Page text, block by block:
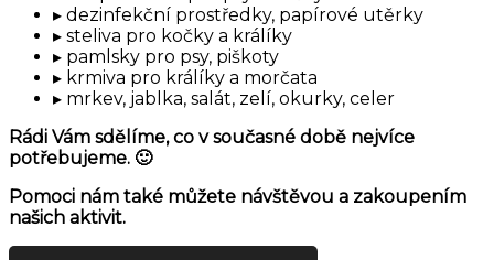
dezinfekční prostředky, papírové utěrky
steliva pro kočky a králíky
pamlsky pro psy, piškoty
krmiva pro králíky a morčata
mrkev, jablka, salát, zelí, okurky, celer
Rádi Vám sdělíme, co v současné době nejvíce
potřebujeme. 🙂
Pomoci nám také můžete návštěvou a zakoupením
našich aktivit.